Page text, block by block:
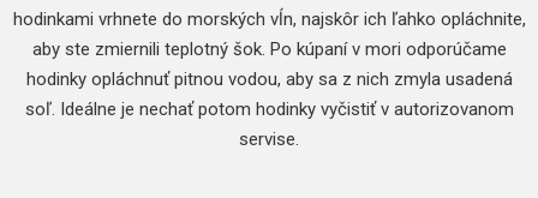
hodinkami vrhnete do morských vĺn, najskôr ich ľahko opláchnite,
aby ste zmiernili teplotný šok. Po kúpaní v mori odporúčame
hodinky opláchnuť pitnou vodou, aby sa z nich zmyla usadená
soľ. Ideálne je nechať potom hodinky vyčistiť v autorizovanom
servise.